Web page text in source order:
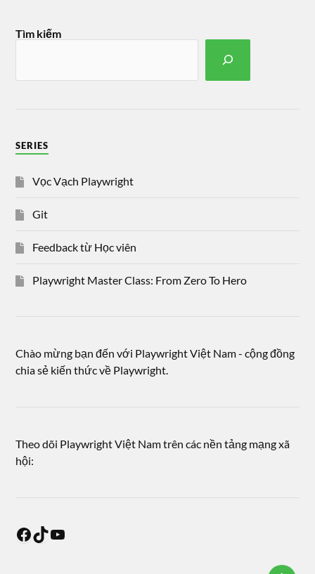
Tìm kiếm
SERIES
Vọc Vạch Playwright
Git
Feedback từ Học viên
Playwright Master Class: From Zero To Hero
Chào mừng bạn đến với Playwright Việt Nam - cộng đồng
chia sẻ kiến thức về Playwright.
Theo dõi Playwright Việt Nam trên các nền tảng mạng xã
hội: